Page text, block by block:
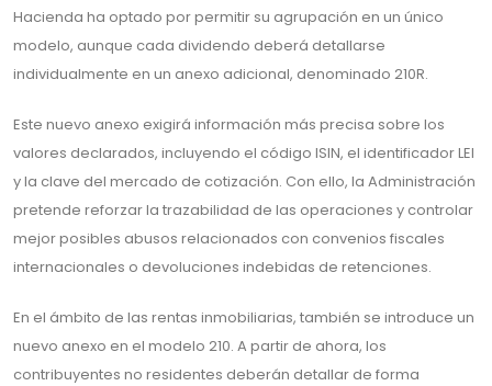
Hacienda ha optado por permitir su agrupación en un único
modelo, aunque cada dividendo deberá detallarse
individualmente en un anexo adicional, denominado 210R.
Este nuevo anexo exigirá información más precisa sobre los
valores declarados, incluyendo el código ISIN, el identificador LEI
y la clave del mercado de cotización. Con ello, la Administración
pretende reforzar la trazabilidad de las operaciones y controlar
mejor posibles abusos relacionados con convenios fiscales
internacionales o devoluciones indebidas de retenciones.
En el ámbito de las rentas inmobiliarias, también se introduce un
nuevo anexo en el modelo 210. A partir de ahora, los
contribuyentes no residentes deberán detallar de forma